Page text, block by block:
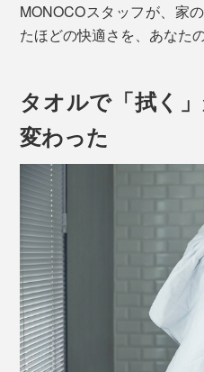
MONOCOスタッフが、家
たほどの快適さを、あなた
タオルで「拭く
変わった